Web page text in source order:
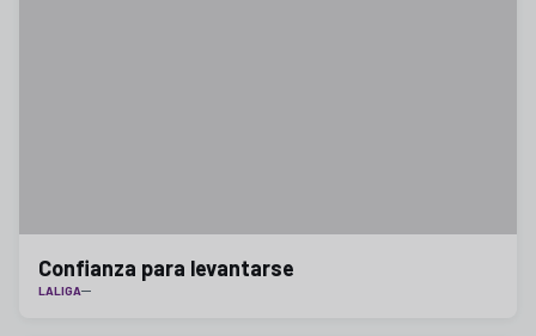
Confianza para levantarse
LALIGA